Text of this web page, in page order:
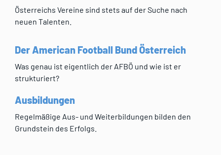
Österreichs Vereine sind stets auf der Suche nach
neuen Talenten.
Der American Football Bund Österreich
Was genau ist eigentlich der AFBÖ und wie ist er
strukturiert?
Ausbildungen
Regelmäßige Aus- und Weiterbildungen bilden den
Grundstein des Erfolgs.